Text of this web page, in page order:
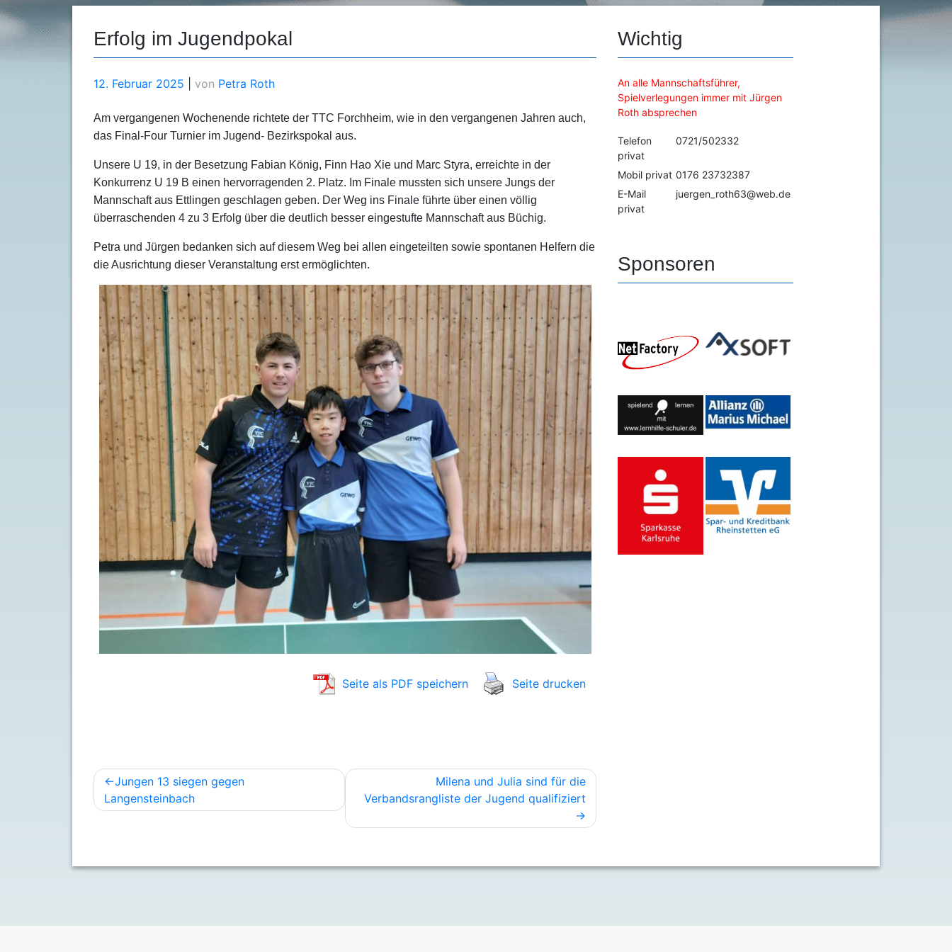
Erfolg im Jugendpokal
12. Februar 2025 von Petra Roth
Am vergangenen Wochenende richtete der TTC Forchheim, wie in den vergangenen Jahren auch,
das Final-Four Turnier im Jugend- Bezirkspokal aus.
Unsere U 19, in der Besetzung Fabian König, Finn Hao Xie und Marc Styra, erreichte in der
Konkurrenz U 19 B einen hervorragenden 2. Platz. Im Finale mussten sich unsere Jungs der
Mannschaft aus Ettlingen geschlagen geben. Der Weg ins Finale führte über einen völlig
überraschenden 4 zu 3 Erfolg über die deutlich besser eingestufte Mannschaft aus Büchig.
Petra und Jürgen bedanken sich auf diesem Weg bei allen eingeteilten sowie spontanen Helfern die
die Ausrichtung dieser Veranstaltung erst ermöglichten.
Seite als PDF speichern Seite drucken
Beitragsnavigation
Jungen 13 siegen gegen
Langensteinbach
Milena und Julia sind für die
Verbandsrangliste der Jugend qualifiziert
Wichtig
An alle Mannschaftsführer,
Spielverlegungen immer mit Jürgen
Roth absprechen
Telefon
privat
0721/502332
Mobil privat 0176 23732387
E-Mail
privat
juergen_roth63@web.de
Sponsoren